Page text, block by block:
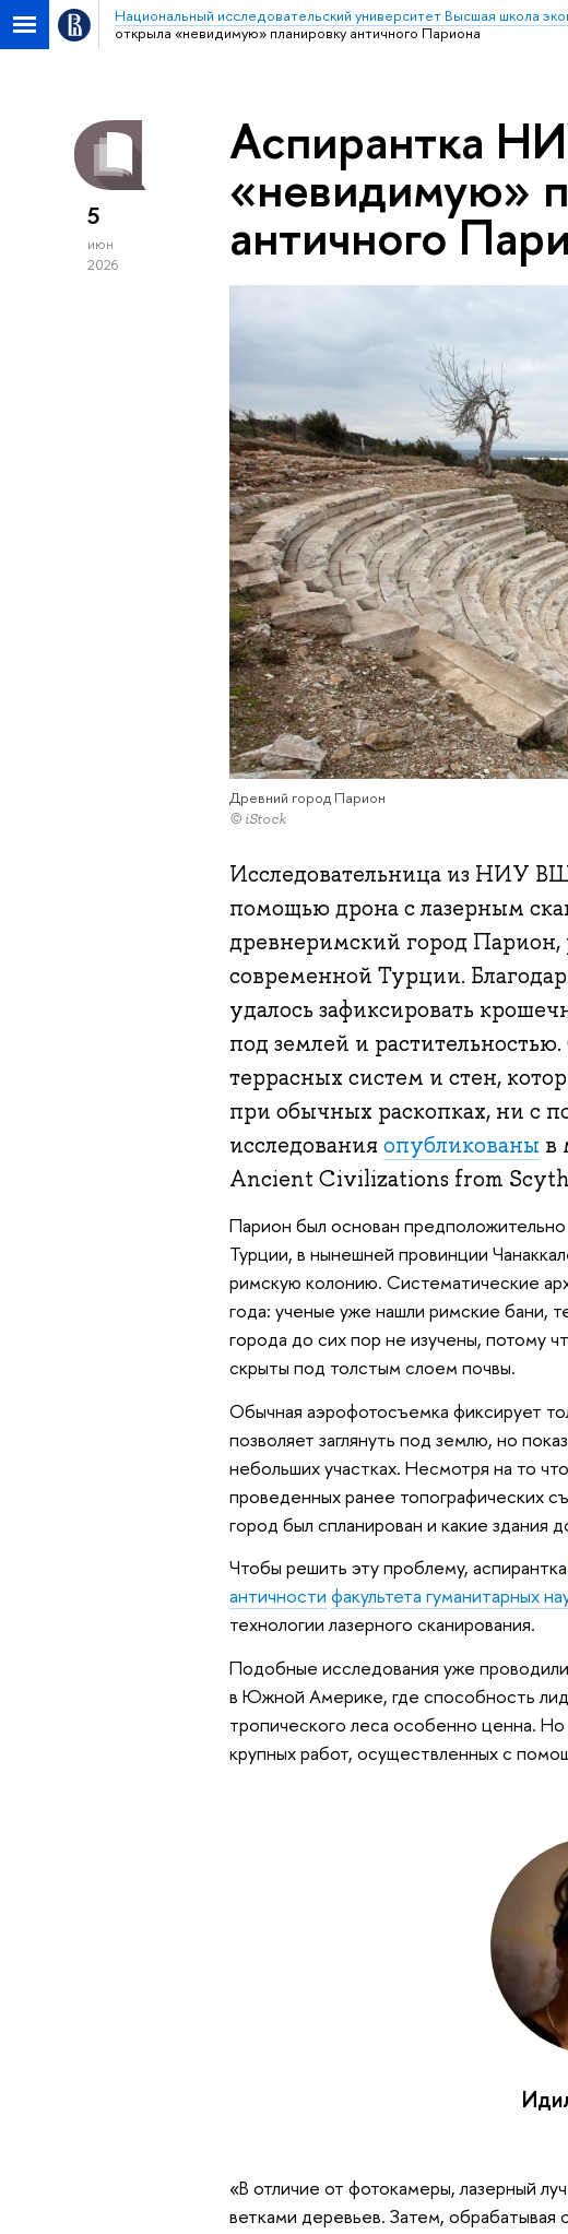
Национальный исследовательский университет Высшая школа
открыла «невидимую» планировку античного Париона
5
июн
2026
Аспирантка
«невидимую»
античного
Древний город Парион
© iStock
Исследовательница из НИУ
помощью дрона с лазерным
древнеримский город
современной Турции.
удалось зафиксировать
под землей и
террасных систем и стен,
при обычных раскопках, ни с
исследования опубликованы в
Ancient Civilizations from
Парион был основан
Турции, в нынешней провинции
римскую колонию. Систематические
года: ученые уже нашли римские бани,
города до сих пор не изучены, потому
скрыты под толстым слоем почвы.
Обычная аэрофотосъемка фиксирует
позволяет заглянуть под землю, но
небольших участках. Несмотря на то
проведенных ранее топографических
город был спланирован и какие здания
Чтобы решить эту проблему, аспирантка
античности факультета гуманитарных
технологии лазерного сканирования.
Подобные исследования уже
в Южной Америке, где способность
тропического леса особенно ценна.
крупных работ, осуществленных с
«В отличие от фотокамеры, лазерный
ветками деревьев. Затем, обрабатывая